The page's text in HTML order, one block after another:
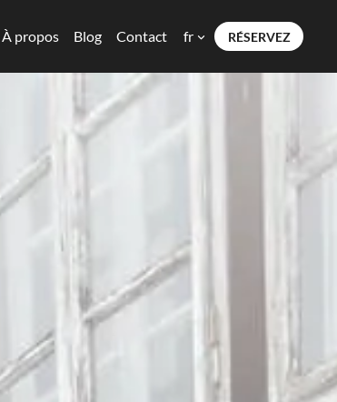
À propos Blog Contact fr RÉSERVEZ